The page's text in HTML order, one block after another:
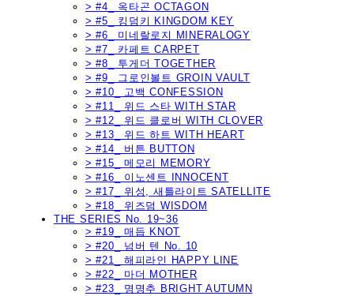
> #4_ 옥타곤 OCTAGON
> #5_ 킹덤키 KINGDOM KEY
> #6_ 미네랄로지 MINERALOGY
> #7_ 카페트 CARPET
> #8_ 투게더 TOGETHER
> #9_ 그로인볼트 GROIN VAULT
> #10_ 고백 CONFESSION
> #11_ 위드 스타 WITH STAR
> #12_ 위드 클로버 WITH CLOVER
> #13_ 위드 하트 WITH HEART
> #14_ 버튼 BUTTON
> #15_ 메모리 MEMORY
> #16_ 이노센트 INNOCENT
> #17_ 위성, 새틀라이트 SATELLITE
> #18_ 위즈덤 WISDOM
THE SERIES No. 19~36
> #19_ 매듭 KNOT
> #20_ 넘버 텐 No. 10
> #21_ 해피라인 HAPPY LINE
> #22_ 마더 MOTHER
> #23_ 명명추 BRIGHT AUTUMN